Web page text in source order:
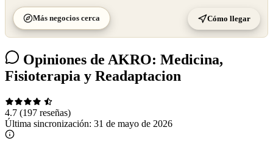
Más negocios cerca Cómo llegar
Opiniones de AKRO: Medicina,
Fisioterapia y Readaptacion
4.7 (197 reseñas)
Última sincronización: 31 de mayo de 2026